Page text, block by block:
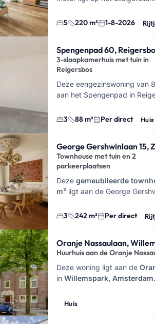
Diemerpark. Het pa…
5 220 m² 1-8-2026
Spengenpad 60,
3-slaapkamerhuis met tuin in
Reigersbos
Deze eengezinswoning van
aan het Spengenpad in
slaapkamers, een tuin en
3 88 m² Per direct Huis
George Gershwinlaan 15,
Townhouse met tuin en 2
parkeerplaatsen
Deze gemeubileerde
m² ligt aan de George
woont hier verdeeld over
3 242 m² Per direct
Oranje Nassaulaan,
Huurhuis aan de Oranje
Deze woning ligt aan de
in Willemspark, Amsterdam
van € 8895 per maand
Huis